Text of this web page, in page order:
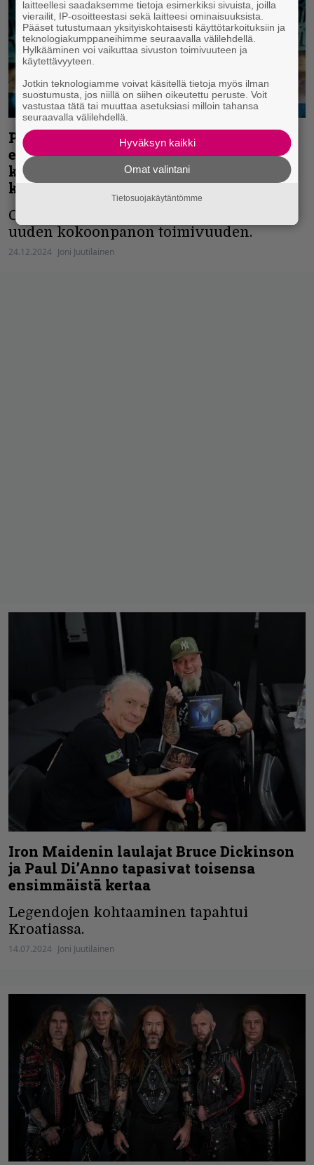
Paluun tehnyt Crimson Glory soitti
ensimmäisen keikkansa uuden laulajan
kanssa – tasokas livevideo
katsottavissa
Crimson Gloryn keikkavideo osoittaa
uuden kokoonpanon toimivuuden.
24.12.2024 Joni Juutilainen
Iron Maidenin laulajat Bruce Dickinson
ja Paul Di’Anno tapasivat toisensa
ensimmäistä kertaa
Legendojen kohtaaminen tapahtui
Kroatiassa.
14.07.2024 Joni Juutilainen
laitteellesi saadaksemme tietoja esimerkiksi sivuista, joilla
vierailit, IP-osoitteestasi sekä laitteesi ominaisuuksista.
Pääset tutustumaan yksityiskohtaisesti käyttötarkoituksiin ja
teknologiakumppaneihimme seuraavalla välilehdellä.
Hylkääminen voi vaikuttaa sivuston toimivuuteen ja
käytettävyyteen.
Jotkin teknologiamme voivat käsitellä tietoja myös ilman
suostumusta, jos niillä on siihen oikeutettu peruste. Voit
vastustaa tätä tai muuttaa asetuksiasi milloin tahansa
seuraavalla välilehdellä.
Hyväksyn kaikki
Omat valintani
Tietosuojakäytäntömme